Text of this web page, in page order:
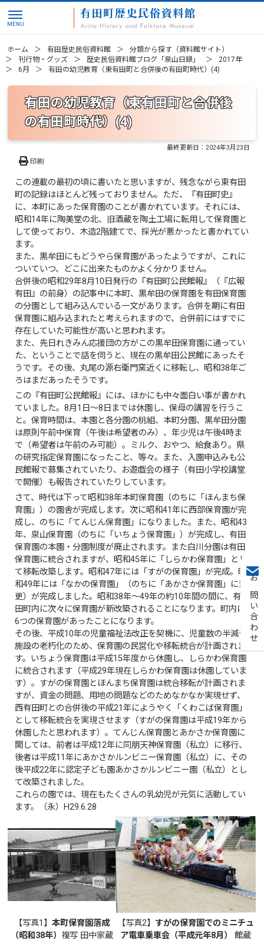
お問い合わせ
ホーム 有田歴史民俗資料館
分類から探す（資料館サイト）
刊行物・グッズ
歴史民俗資料館ブログ「泉山日録」
2017年
6月
有田の幼児教育（東有田町と合併後の有田町時代）(4)
有田の幼児教育（東有田町と合併後
の有田町時代）(4)
最終更新日：2024年3月23日
印刷
この連載の最初の頃に書いたと思いますが、残念ながら東有田
町の記録はほとんど残っておりません。ただ、『有田町史』
に、本町にあった保育園のことが書かれています。それには、
昭和14年に陶美堂の北、旧酒蔵を陶土工場に転用して保育園と
して使っており、木造2階建てで、採光が悪かったと書かれてい
ます。
また、黒牟田にもどうやら保育園があったようですが、これに
ついていつ、どこに出来たものかよく分かりません。
合併後の昭和29年8月10日発行の『有田町公民館報』（『広報
有田』の前身）の記事中に本町、黒牟田の保育園を有田保育園
の分園として組み込んでいる一文があります。合併を期に有田
保育園に組み込まれたと考えられますので、合併前にはすでに
存在していた可能性が高いと思われます。
また、先日れきみん応援団の方がこの黒牟田保育園に通ってい
た、ということで話を伺うと、現在の黒牟田公民館にあったそ
うです。その後、丸尾の源右衛門窯近くに移転し、昭和38年ご
ろはまだあったそうです。
この『有田町公民館報』には、ほかにも中々面白い事が書かれ
ていました。8月1日～8日までは休園し、保母の講習を行うこ
と。保育時間は、本園と各分園の桃組、本町分園、黒牟田分園
は原則午前中保育（午後は希望者のみ）、年少児は午後4時ま
で（希望者は午前のみ可能）。ミルク、おやつ、給食あり。県
の研究指定保育園になったこと、等々。また、入園申込みも公
民館報で募集されていたり、お遊戯会の様子（有田小学校講堂
で開催）も報告されていたりしています。
さて、時代は下って昭和38年本町保育園（のちに「ほんまち保
育園」）の園舎が完成します。次に昭和41年に西部保育園が完
成し、のちに「てんじん保育園」になりました。また、昭和43
年、泉山保育園（のちに「いちょう保育園」）が完成し、有田
保育園の本園・分園制度が廃止されます。また白川分園は有田
保育園に統合されますが、昭和45年に「しらかわ保育園」とし
て移転改築します。昭和47年には「すがの保育園」が完成。昭
和49年には「なかの保育園」（のちに「あかさか保育園」に変
更）が完成しました。昭和38年～49年の約10年間の間に、有
田町内に次々に保育園が新改築されることになります。町内に
6つの保育園があったことになります。
その後、平成10年の児童福祉法改正を契機に、児童数の半減や
施設の老朽化のため、保育園の民営化や移転統合が計画されま
す。いちょう保育園は平成15年度から休園し、しらかわ保育園
に統合されます（平成29年現在しらかわ保育園は休園していま
す）。すがの保育園とほんまち保育園は統合移転が計画されま
すが、資金の問題、用地の問題などのためなかなか実現せず、
西有田町との合併後の平成21年にようやく「くわこば保育園」
として移転統合を実現させます（すがの保育園は平成19年から
休園したと思われます）。てんじん保育園とあかさか保育園に
関しては、前者は平成12年に同朋天神保育園（私立）に移行、
後者は平成11年にあかさかルンビニー保育園（私立）に、その
後平成22年に認定子ども園あかさかルンビニー園（私立）とし
て改築されました。
これらの園では、現在もたくさんの乳幼児が元気に活動してい
ます。（永）H29.6.28
【写真1】 本町保育園落成
（昭和38年） 複写 田中家蔵
【写真2】 すがの保育園でのミニチュ
ア電車乗車会（平成元年8月）
館蔵